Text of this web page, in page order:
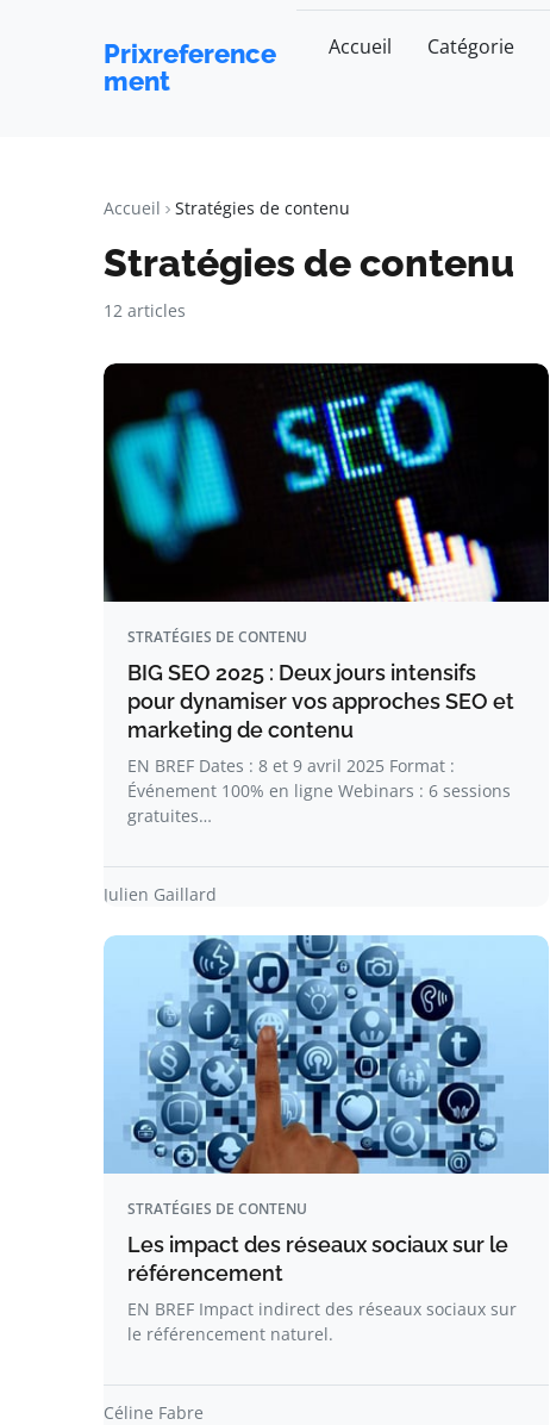
Prixreference
ment
Accueil Catégorie
Accueil Stratégies de contenu
Stratégies de contenu
12 articles
STRATÉGIES DE CONTENU
BIG SEO 2025 : Deux jours intensifs
pour dynamiser vos approches SEO et
marketing de contenu
EN BREF Dates : 8 et 9 avril 2025 Format :
Événement 100% en ligne Webinars : 6 sessions
gratuites…
Julien Gaillard
STRATÉGIES DE CONTENU
Les impact des réseaux sociaux sur le
référencement
EN BREF Impact indirect des réseaux sociaux sur
le référencement naturel.
Céline Fabre